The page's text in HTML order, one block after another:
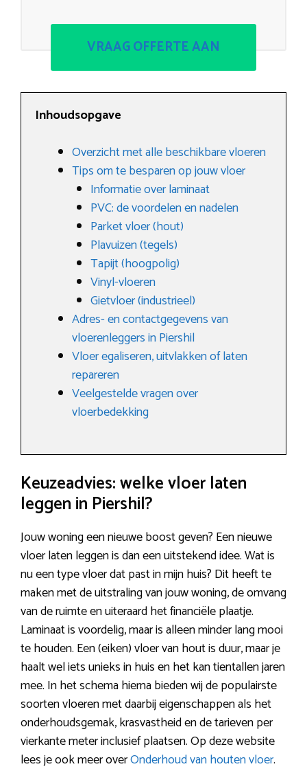
VRAAG OFFERTE AAN
Inhoudsopgave
Overzicht met alle beschikbare vloeren
Tips om te besparen op jouw vloer
Informatie over laminaat
PVC: de voordelen en nadelen
Parket vloer (hout)
Plavuizen (tegels)
Tapijt (hoogpolig)
Vinyl-vloeren
Gietvloer (industrieel)
Adres- en contactgegevens van
vloerenleggers in Piershil
Vloer egaliseren, uitvlakken of laten
repareren
Veelgestelde vragen over
vloerbedekking
Keuzeadvies: welke vloer laten
leggen in Piershil?
Jouw woning een nieuwe boost geven? Een nieuwe
vloer laten leggen is dan een uitstekend idee. Wat is
nu een type vloer dat past in mijn huis? Dit heeft te
maken met de uitstraling van jouw woning, de omvang
van de ruimte en uiteraard het financiële plaatje.
Laminaat is voordelig, maar is alleen minder lang mooi
te houden. Een (eiken) vloer van hout is duur, maar je
haalt wel iets unieks in huis en het kan tientallen jaren
mee. In het schema hierna bieden wij de populairste
soorten vloeren met daarbij eigenschappen als het
onderhoudsgemak, krasvastheid en de tarieven per
vierkante meter inclusief plaatsen. Op deze website
lees je ook meer overOnderhoud van houten vloer.